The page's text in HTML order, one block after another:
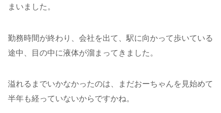
まいました。
勤務時間が終わり、会社を出て、駅に向かって歩いている
途中、目の中に液体が溜まってきました。
溢れるまでいかなかったのは、まだおーちゃんを見始めて
半年も経っていないからですかね。